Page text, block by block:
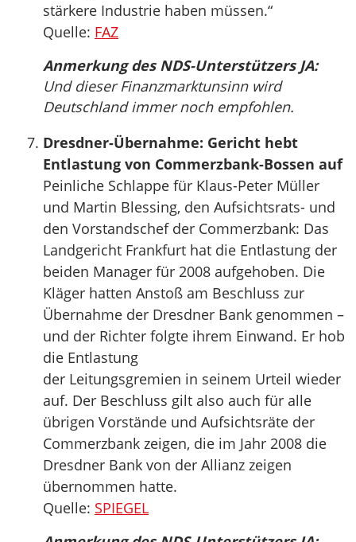
stärkere Industrie haben müssen.“
Quelle: FAZ
Anmerkung des NDS-Unterstützers JA:
Und dieser Finanzmarktunsinn wird
Deutschland immer noch empfohlen.
Dresdner-Übernahme: Gericht hebt
Entlastung von Commerzbank-Bossen auf
Peinliche Schlappe für Klaus-Peter Müller
und Martin Blessing, den Aufsichtsrats- und
den Vorstandschef der Commerzbank: Das
Landgericht Frankfurt hat die Entlastung der
beiden Manager für 2008 aufgehoben. Die
Kläger hatten Anstoß am Beschluss zur
Übernahme der Dresdner Bank genommen –
und der Richter folgte ihrem Einwand. Er hob
die Entlastung
der Leitungsgremien in seinem Urteil wieder
auf. Der Beschluss gilt also auch für alle
übrigen Vorstände und Aufsichtsräte der
Commerzbank zeigen, die im Jahr 2008 die
Dresdner Bank von der Allianz zeigen
übernommen hatte.
Quelle: SPIEGEL